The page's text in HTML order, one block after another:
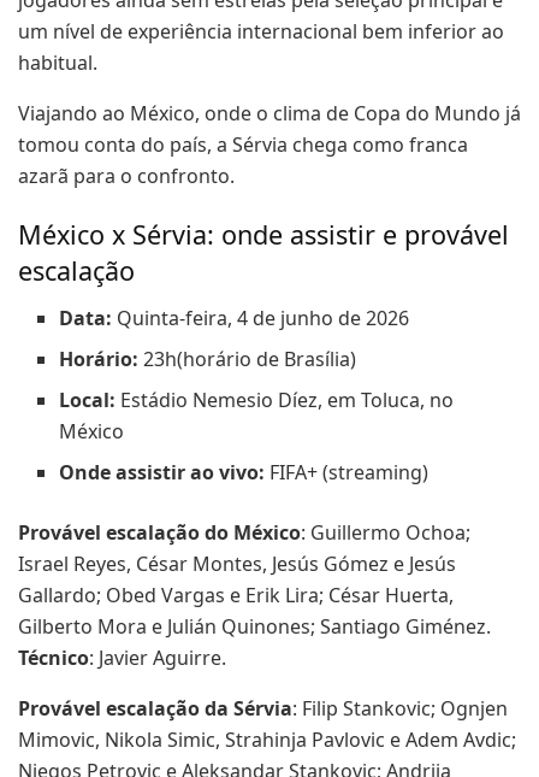
um nível de experiência internacional bem inferior ao
habitual.
Viajando ao México, onde o clima de Copa do Mundo já
tomou conta do país, a Sérvia chega como franca
azarã para o confronto.
México x Sérvia: onde assistir e provável
escalação
Data: Quinta-feira, 4 de junho de 2026
Horário: 23h(horário de Brasília)
Local: Estádio Nemesio Díez, em Toluca, no
México
Onde assistir ao vivo: FIFA+ (streaming)
Provável escalação do México: Guillermo Ochoa;
Israel Reyes, César Montes, Jesús Gómez e Jesús
Gallardo; Obed Vargas e Erik Lira; César Huerta,
Gilberto Mora e Julián Quinones; Santiago Giménez.
Técnico: Javier Aguirre.
Provável escalação da Sérvia: Filip Stankovic; Ognjen
Mimovic, Nikola Simic, Strahinja Pavlovic e Adem Avdic;
Njegos Petrovic e Aleksandar Stankovic; Andrija